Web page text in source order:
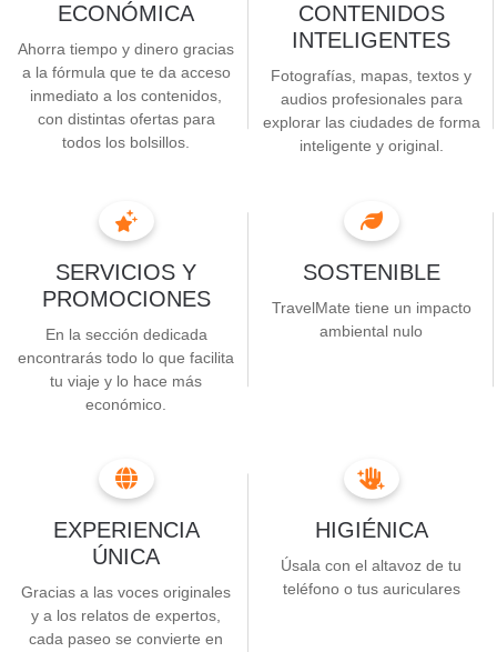
ECONÓMICA
Ahorra tiempo y dinero gracias
a la fórmula que te da acceso
inmediato a los contenidos,
con distintas ofertas para
todos los bolsillos.
CONTENIDOS
INTELIGENTES
Fotografías, mapas, textos y
audios profesionales para
explorar las ciudades de forma
inteligente y original.
SERVICIOS Y
PROMOCIONES
En la sección dedicada
encontrarás todo lo que facilita
tu viaje y lo hace más
económico.
SOSTENIBLE
TravelMate tiene un impacto
ambiental nulo
EXPERIENCIA
ÚNICA
Gracias a las voces originales
y a los relatos de expertos,
cada paseo se convierte en
HIGIÉNICA
Úsala con el altavoz de tu
teléfono o tus auriculares